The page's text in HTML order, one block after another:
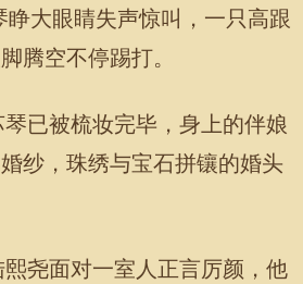
睁大眼睛失声惊叫，一只高跟
腾空不停踢打。
已被梳妆完毕，身上的伴娘
纱，珠绣与宝石拼镶的婚头
尧面对一室人正言厉颜，他